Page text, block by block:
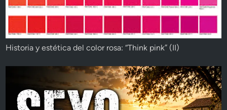
Historia y estética del color rosa: “Think pink” (II)